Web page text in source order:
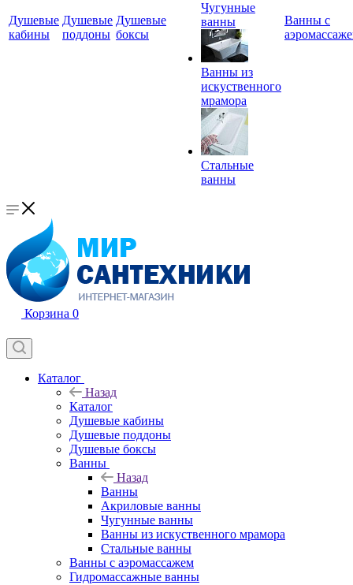
Душевые
кабины
Душевые
поддоны
Душевые
боксы
Чугунные
ванны
Ванны из
искуственного
мрамора
Стальные
ванны
Ванны с
Корзина 0
Каталог
Назад
Каталог
Душевые кабины
Душевые поддоны
Душевые боксы
Ванны
Назад
Ванны
Акриловые ванны
Чугунные ванны
Ванны из искуственного мрамора
Стальные ванны
Ванны с аэромассажем
Гидромассажные ванны